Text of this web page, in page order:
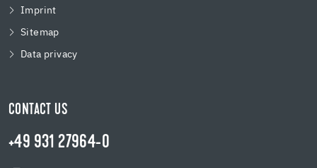
Imprint
Sitemap
Data privacy
CONTACT US
+49 931 27964-0